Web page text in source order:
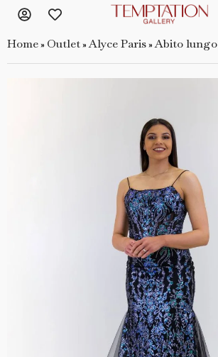
Home» Outlet»Alyce Paris»Abito lungo